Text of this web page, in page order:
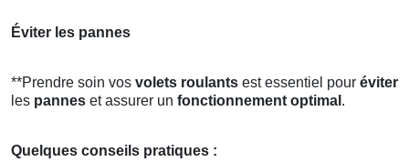
Éviter les pannes
**Prendre soin vos volets roulants est essentiel pour éviter
les pannes et assurer un fonctionnement optimal .
Quelques conseils pratiques :